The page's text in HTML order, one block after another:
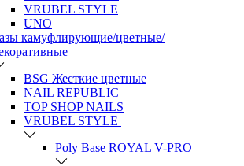
VRUBEL STYLE
UNO
камуфлирующие/цветные/
BSG Жесткие цветные
NAIL REPUBLIC
TOP SHOP NAILS
VRUBEL STYLE
Poly Base ROYAL V-PRO